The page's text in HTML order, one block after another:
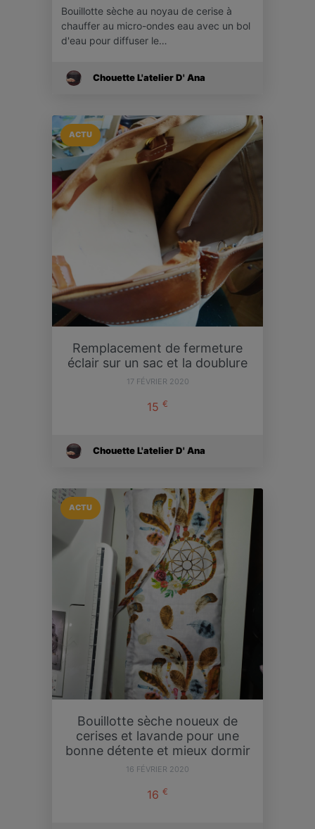
Bouillotte sèche au noyau de cerise à
chauffer au micro-ondes eau avec un bol
d'eau pour diffuser le…
Chouette L'atelier D' Ana
ACTU
Remplacement de fermeture
éclair sur un sac et la doublure
17 FÉVRIER 2020
15 €
Chouette L'atelier D' Ana
ACTU
Bouillotte sèche noueux de
cerises et lavande pour une
bonne détente et mieux dormir
16 FÉVRIER 2020
16 €